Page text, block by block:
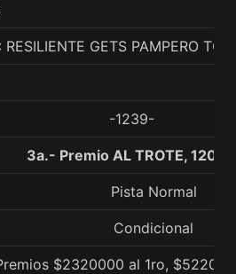
RESILIENTE GETS PAMPERO
-1239-
3a.- Premio AL TROTE, 1200
Pista Normal
Condicional
$2320000 al 1ro,